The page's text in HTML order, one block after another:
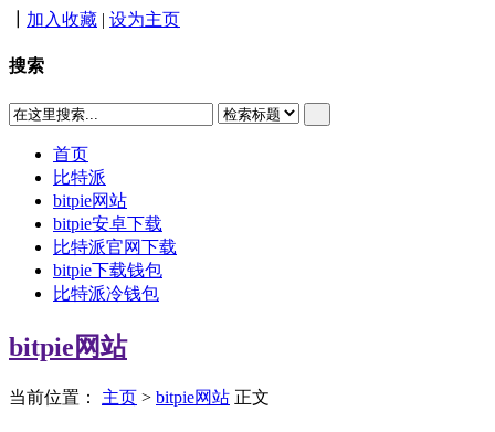
加入收藏 | 设为主页
搜索
首页
比特派
bitpie网站
bitpie安卓下载
比特派官网下载
bitpie下载钱包
比特派冷钱包
bitpie网站
当前位置： 主页 > bitpie网站 正文